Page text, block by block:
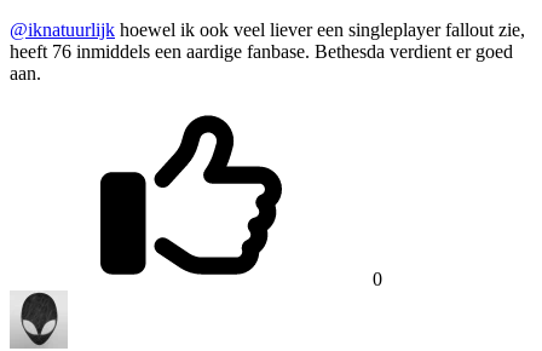
@iknatuurlijk hoewel ik ook veel liever een singleplayer fallout zie,
heeft 76 inmiddels een aardige fanbase. Bethesda verdient er goed
aan.
0